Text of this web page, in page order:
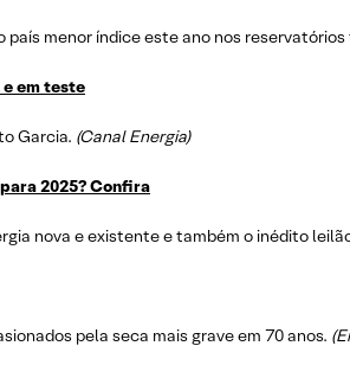
menor índice este ano nos
em teste
Garcia. (Canal Energia)
2025? Confira
nova e existente e também o inédito
pela seca mais grave em 70 anos.